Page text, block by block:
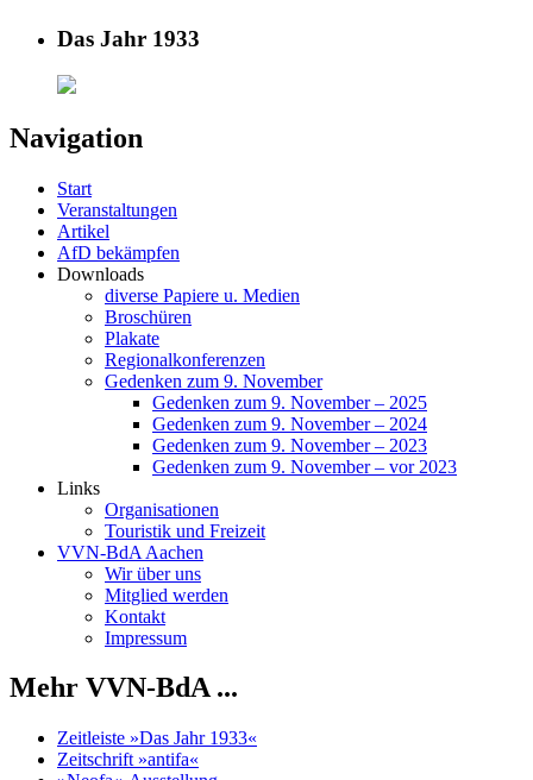
Das Jahr 1933
Navigation
Start
Veranstaltungen
Artikel
AfD bekämpfen
Downloads
diverse Papiere u. Medien
Broschüren
Plakate
Regionalkonferenzen
Gedenken zum 9. November
Gedenken zum 9. November – 2025
Gedenken zum 9. November – 2024
Gedenken zum 9. November – 2023
Gedenken zum 9. November – vor 2023
Links
Organisationen
Touristik und Freizeit
VVN-BdA Aachen
Wir über uns
Mitglied werden
Kontakt
Impressum
Mehr VVN-BdA ...
Zeitleiste »Das Jahr 1933«
Zeitschrift »antifa«